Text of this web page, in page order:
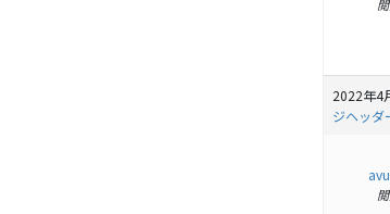
2022年4
ジヘッダ